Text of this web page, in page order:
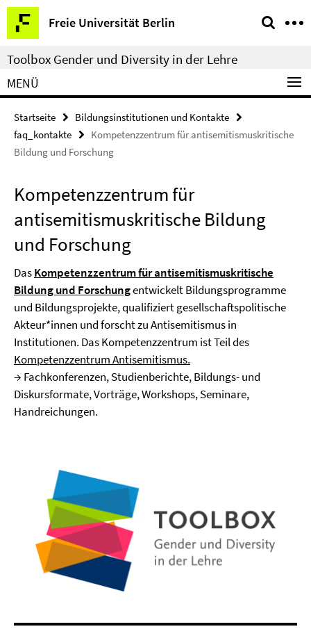
Springe
direkt
zu
Inhalt
Freie Universität Berlin
Service-
Navigation
Toolbox Gender und Diversity in der Lehre
MENÜ
Startseite
Bildungsinstitutionen und Kontakte
faq_kontakte
Kompetenzzentrum für antisemitismuskritische
Bildung und Forschung
Kompetenzzentrum für
antisemitismuskritische Bildung
und Forschung
DasKompetenzzentrum für antisemitismuskritische
Bildung und Forschungentwickelt Bildungsprogramme
und Bildungsprojekte, qualifiziert gesellschaftspolitische
Akteur*innen und forscht zu Antisemitismus in
Institutionen. Das Kompetenzzentrum ist Teil des
Kompetenzzentrum Antisemitismus.
→ Fachkonferenzen, Studienberichte, Bildungs- und
Diskursformate, Vorträge, Workshops, Seminare,
Handreichungen.